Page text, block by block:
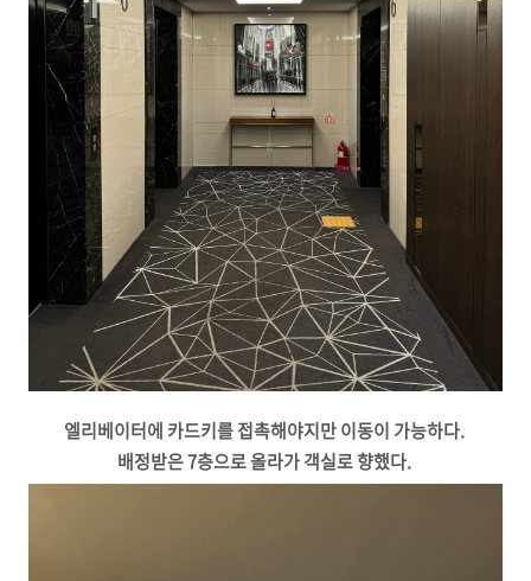
엘리베이터에 카드키를 접촉해야지만 이동이 가능하다.
배정받은 7층으로 올라가 객실로 향했다.